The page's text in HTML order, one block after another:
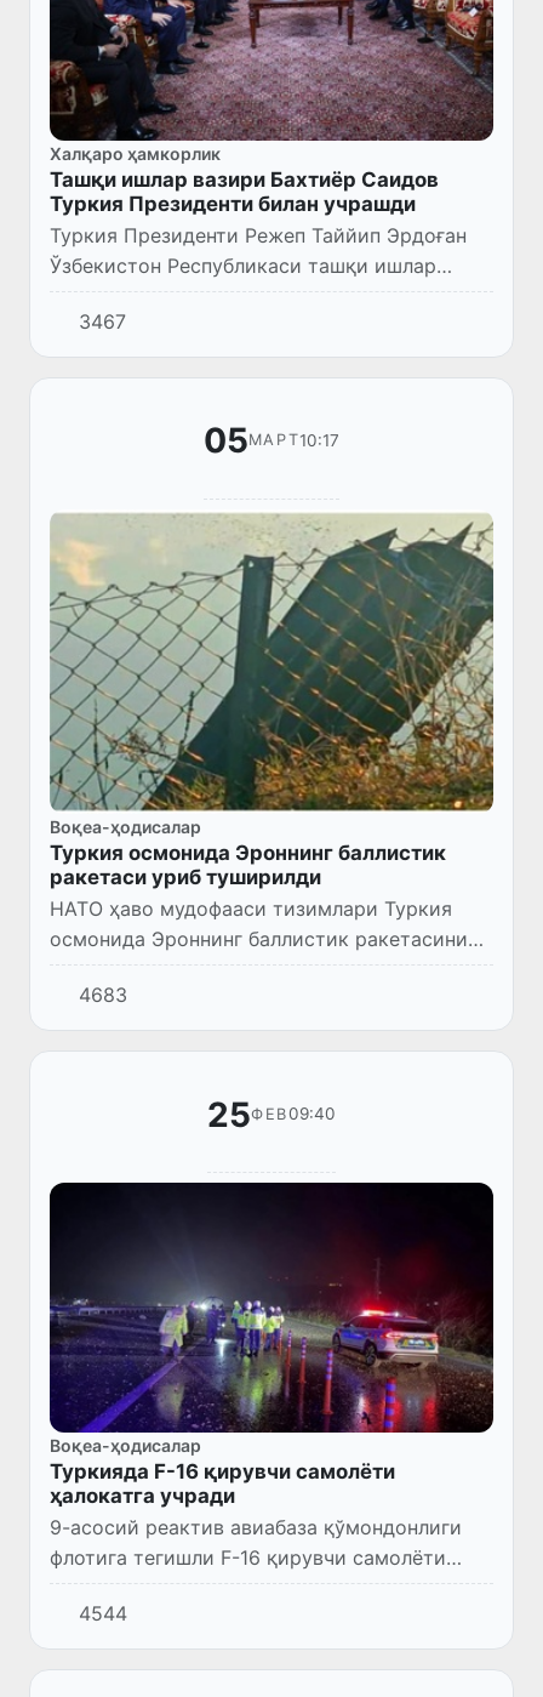
Халқаро ҳамкорлик
Ташқи ишлар вазири Бахтиёр Саидов
Туркия Президенти билан учрашди
Туркия Президенти Режеп Таййип Эрдоған
Ўзбекистон Республикаси ташқи ишлар
вазири Бахтиёр Саидовни қабул қилди.
3467
05МАРТ10:17
Воқеа-ҳодисалар
Туркия осмонида Эроннинг баллистик
ракетаси уриб туширилди
НАТО ҳаво мудофааси тизимлари Туркия
осмонида Эроннинг баллистик ракетасини
тутиб олиб, йўқ қилди.
4683
25ФЕВ09:40
Воқеа-ҳодисалар
Туркияда F-16 қирувчи самолёти
ҳалокатга учради
9-асосий реактив авиабаза қўмондонлиги
флотига тегишли F-16 қирувчи самолёти
ҳалокатга учради, оқибатда учувчи ҳалок
бўлди.
4544